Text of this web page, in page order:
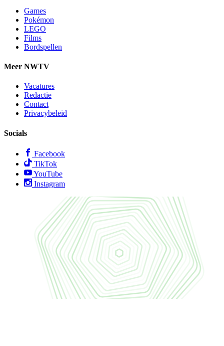
Games
Pokémon
LEGO
Films
Bordspellen
Meer NWTV
Vacatures
Redactie
Contact
Privacybeleid
Socials
Facebook
TikTok
YouTube
Instagram